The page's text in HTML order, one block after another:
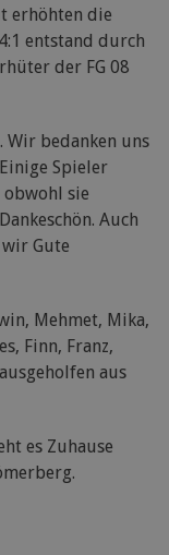
erhöhten die
entstand durch
der FG 08
Wir bedanken uns
Spieler
obwohl sie
Auch
Gute
Mehmet, Mika,
Finn, Franz,
aus
es Zuhause